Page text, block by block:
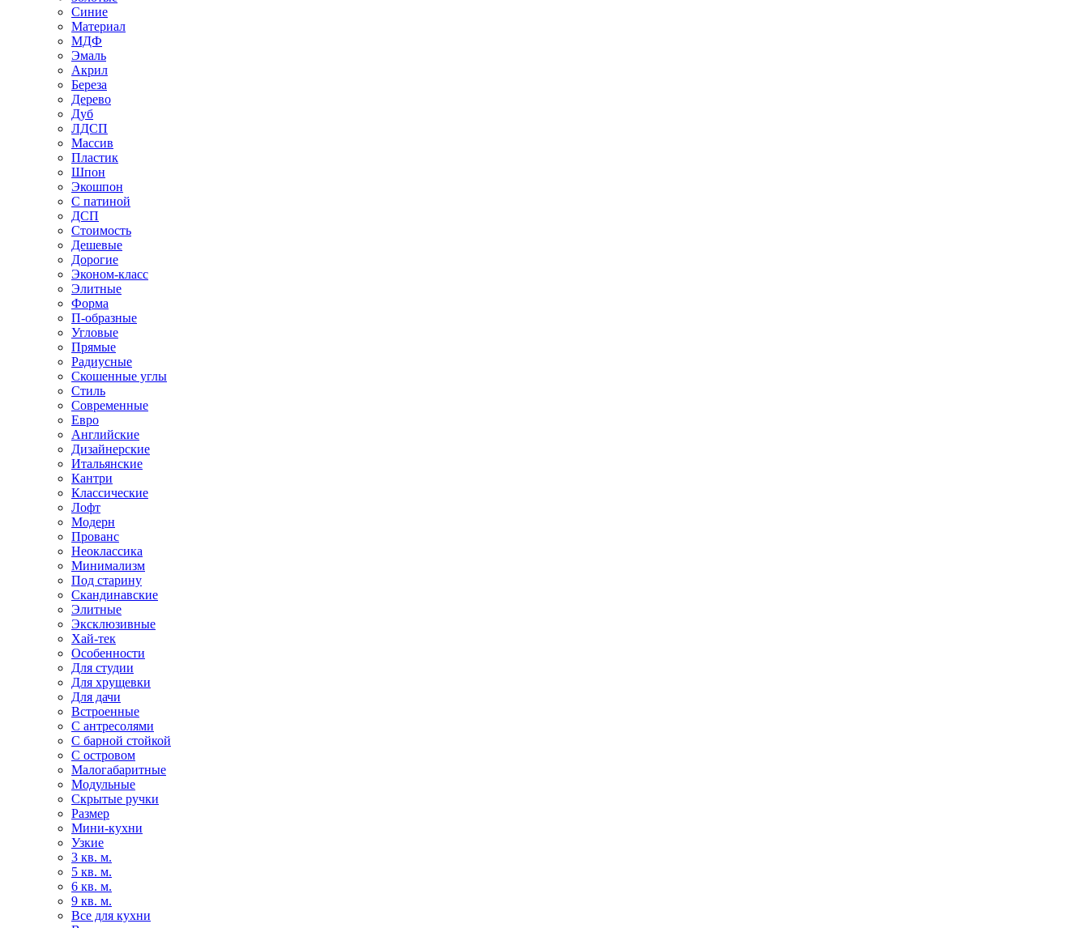
Синие
Материал
МДФ
Эмаль
Акрил
Береза
Дерево
Дуб
ЛДСП
Массив
Пластик
Шпон
Экошпон
С патиной
ДСП
Стоимость
Дешевые
Дорогие
Эконом-класс
Элитные
Форма
П-образные
Угловые
Прямые
Радиусные
Скошенные углы
Стиль
Современные
Евро
Английские
Дизайнерские
Итальянские
Кантри
Классические
Лофт
Модерн
Прованс
Неоклассика
Минимализм
Под старину
Скандинавские
Элитные
Эксклюзивные
Хай-тек
Особенности
Для студии
Для хрущевки
Для дачи
Встроенные
С антресолями
С барной стойкой
С островом
Малогабаритные
Модульные
Скрытые ручки
Размер
Мини-кухни
Узкие
3 кв. м.
5 кв. м.
6 кв. м.
9 кв. м.
Все для кухни